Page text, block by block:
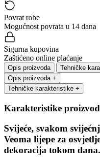
Povrat robe
Mogućnost povrata u 14 dana
Sigurna kupovina
Zaštićeno online plaćanje
Opis proizvoda
Tehničke
Opis proizvoda +
Tehničke karakteristike +
Karakteristike
Svijeće, svakom
Veoma lijepe za
dekoracija tokom dana.